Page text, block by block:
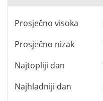
Prosječno visoka
Prosječno nizak
Najtopliji dan
Najhladniji dan